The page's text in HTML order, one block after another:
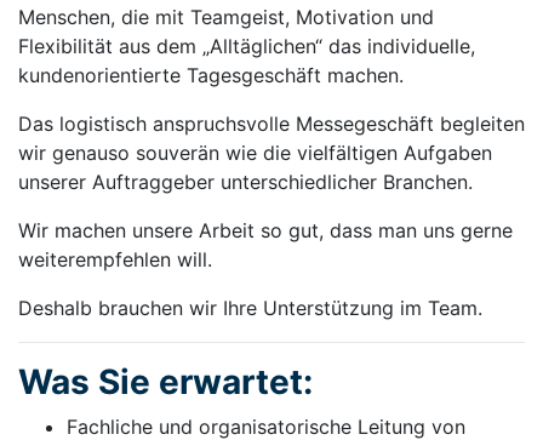
Menschen, die mit Teamgeist, Motivation und
Flexibilität aus dem „Alltäglichen“ das individuelle,
kundenorientierte Tagesgeschäft machen.
Das logistisch anspruchsvolle Messegeschäft begleiten
wir genauso souverän wie die vielfältigen Aufgaben
unserer Auftraggeber unterschiedlicher Branchen.
Wir machen unsere Arbeit so gut, dass man uns gerne
weiterempfehlen will.
Deshalb brauchen wir Ihre Unterstützung im Team.
Was Sie erwartet:
Fachliche und organisatorische Leitung von